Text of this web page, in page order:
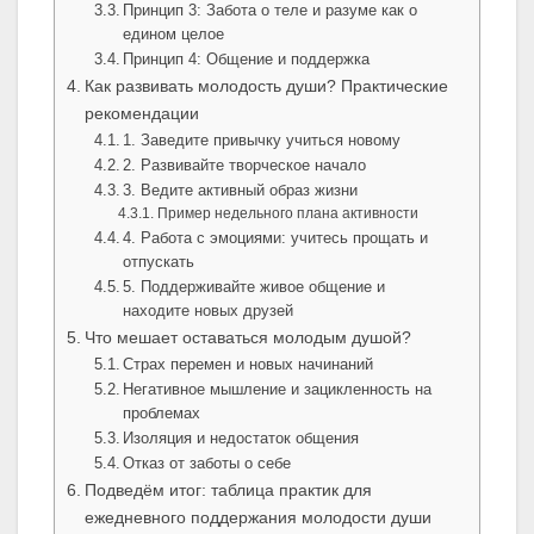
Принцип 3: Забота о теле и разуме как о
едином целое
Принцип 4: Общение и поддержка
Как развивать молодость души? Практические
рекомендации
1. Заведите привычку учиться новому
2. Развивайте творческое начало
3. Ведите активный образ жизни
Пример недельного плана активности
4. Работа с эмоциями: учитесь прощать и
отпускать
5. Поддерживайте живое общение и
находите новых друзей
Что мешает оставаться молодым душой?
Страх перемен и новых начинаний
Негативное мышление и зацикленность на
проблемах
Изоляция и недостаток общения
Отказ от заботы о себе
Подведём итог: таблица практик для
ежедневного поддержания молодости души